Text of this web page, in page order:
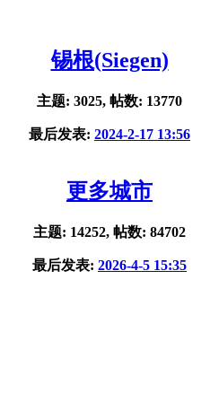
锡根(Siegen)
主题: 3025, 帖数: 13770
最后发表: 2024-2-17 13:56
更多城市
主题: 14252, 帖数: 84702
最后发表: 2026-4-5 15:35